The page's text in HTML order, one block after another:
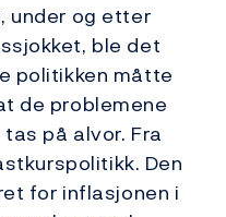
under og etter
ble det
politikken måtte
de problemene
på alvor. Fra
Den
for inflasjonen i